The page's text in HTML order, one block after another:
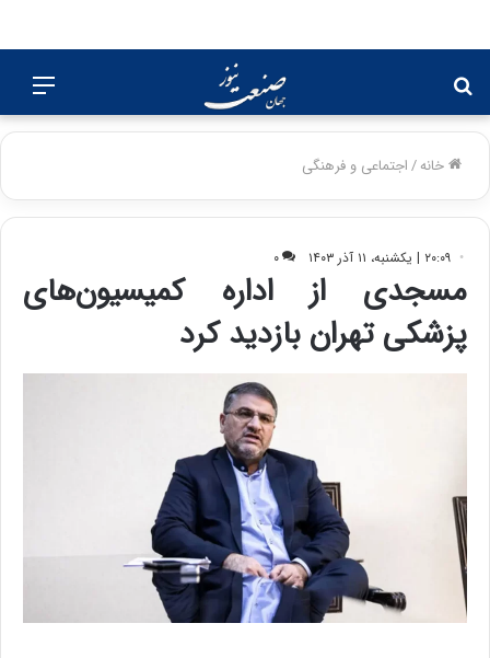
برای
خانه/اجتماعی و فرهنگی
۲۰:۰۹ | یکشنبه، ۱۱ آذر ۱۴۰۳ ۰
مسجدی از اداره کمیسیون‌های
پزشکی تهران بازدید کرد